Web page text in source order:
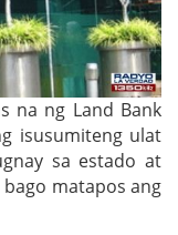
na ng Land Bank
isusumiteng ulat
sa estado at
matapos ang